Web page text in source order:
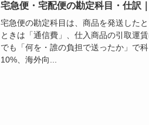
宅急便・宅配便の勘定科目・仕訳
宅急便の勘定科目は、商品を発送した
ときは「通信費」、仕入商品の引取運
でも「何を・誰の負担で送ったか」で
10%、海外向...